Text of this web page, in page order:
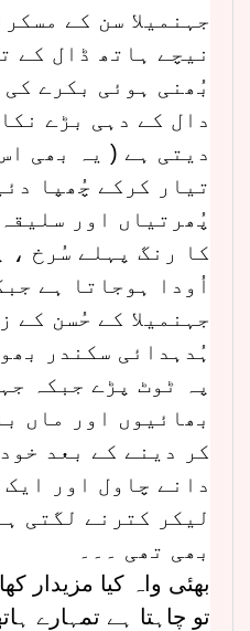
جہنمیلا سن کے
نیچے ہاتھ ڈال کے
بُھنی ہوئی بکرے
دال کے دہی بڑے
دیتی ہے ( یہ بھی
تیار کرکے چُھپا
پُھرتیاں اور
کا رنگ پہلے سُرخ ،
اُودا ہوجاتا ہے
جہنمیلا کے حُسن کے
ہُدہدائی سکندر
پہ ٹوٹ پڑے جبکہ
بھائیوں اور ماں
کر دینے کے بعد
دانے چاول اور
لیکر کترنے لگتی
بھی تھی ۔۔۔
بھئی واہ کیا مزیدار
تو چاہتا ہے تمہارے